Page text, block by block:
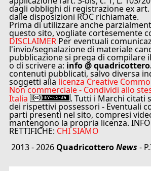
dagli obblighi di registrazione ex art.
dalle disposizioni ROC richiamate.
Prima di utilizzare anche
questo sito, vogliate cortesemente
DISCLAIMER Per eventuali
l'invio/segnalazione di materiale
pubblicazione si prega di compilare
o di scrivere a: info @
contenuti pubblicati, salvo diversa
soggetti alla licenza Creative
Non commerciale - Condividi allo
Italia . Tutti i Marchi citati
dei rispettivi possessori - Eventuali
parti presenti nel sito, compresi
mantengono la propria licenza. INFO
RETTIFICHE: CHI SIAMO
2013 - 2026 QuadricotteroNews -